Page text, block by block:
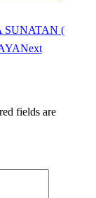
SUNATAN (
Next
fields are